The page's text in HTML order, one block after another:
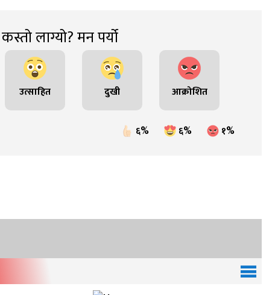
लाग्यो? मन पर्यो
उत्साहित दुखी आक्रोशित
६% ६% १%